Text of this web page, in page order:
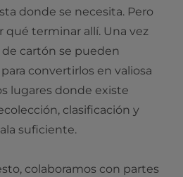
donde se necesita. Pero
qué terminar allí. Una vez
de cartón se pueden
convertirlos en valiosa
lugares donde existe
clasificación y
suficiente.
colaboramos con partes